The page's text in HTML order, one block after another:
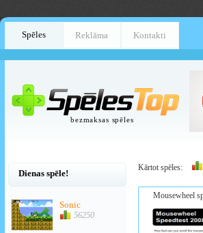
Spēles Reklāma Kontakti
bezmaksas spēles
Dienas spēle!
Sonic
56250
Kārtot spēles:
Mousewheel